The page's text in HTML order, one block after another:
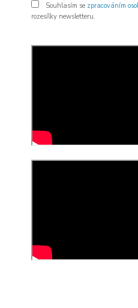
Souhlasím se zpracováním
rozesílky newsletteru.